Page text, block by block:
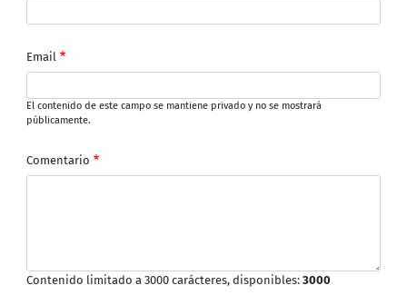
Email
El contenido de este campo se mantiene privado y no se mostrará
públicamente.
Comentario
Contenido limitado a 3000 carácteres, disponibles:3000